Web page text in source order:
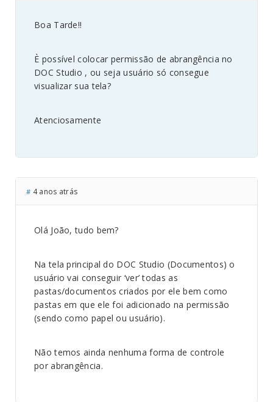
Boa Tarde!!
È possível colocar permissão de abrangência no
DOC Studio , ou seja usuário só consegue
visualizar sua tela?
Atenciosamente
# 4 anos atrás
Olá João, tudo bem?
Na tela principal do DOC Studio (Documentos) o
usuário vai conseguir ‘ver’ todas as
pastas/documentos criados por ele bem como
pastas em que ele foi adicionado na permissão
(sendo como papel ou usuário).
Não temos ainda nenhuma forma de controle
por abrangência.